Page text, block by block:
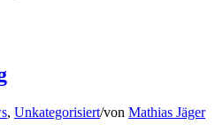
, Unkategorisiert/von Mathias Jäger